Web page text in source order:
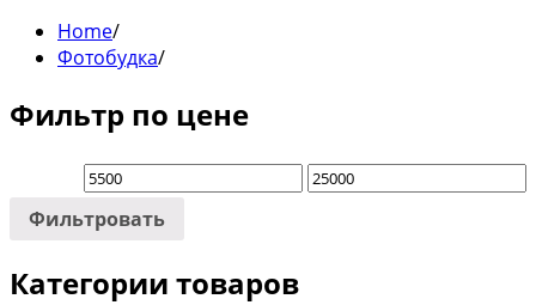
Home/
Фотобудка/
Фильтр по цене
Фильтровать
Категории товаров